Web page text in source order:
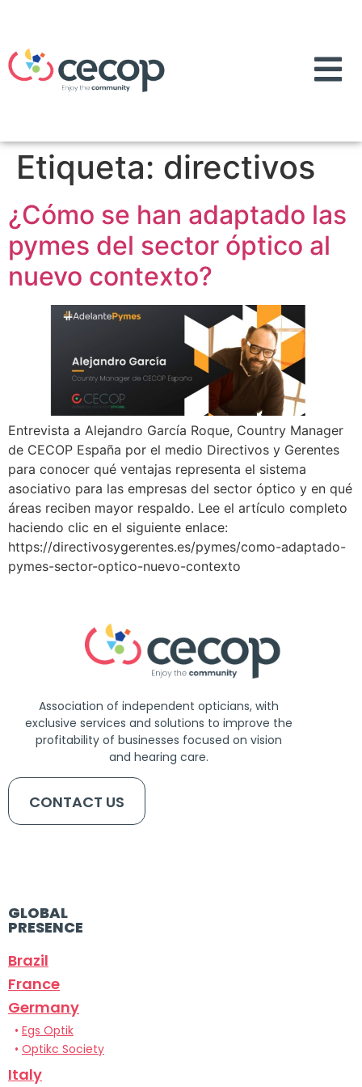
Etiqueta: directivos
¿Cómo se han adaptado las
pymes del sector óptico al
nuevo contexto?
Entrevista a Alejandro García Roque, Country Manager
de CECOP España por el medio Directivos y Gerentes
para conocer qué ventajas representa el sistema
asociativo para las empresas del sector óptico y en qué
áreas reciben mayor respaldo. Lee el artículo completo
haciendo clic en el siguiente enlace:
https://directivosygerentes.es/pymes/como-adaptado-
pymes-sector-optico-nuevo-contexto
Association of independent opticians, with
exclusive services and solutions to improve the
profitability of businesses focused on vision
and hearing care.
CONTACT US
GLOBAL
PRESENCE
Brazil
France
Germany
• Egs Optik
• Optikc Society
Italy